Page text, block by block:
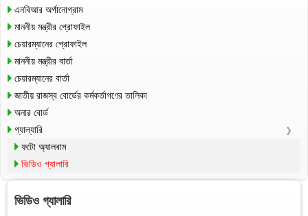
এনবিআর অর্গানোগ্রাম
মাননীয় মন্ত্রীর প্রোফাইল
চেয়ারম্যানের প্রোফাইল
মাননীয় মন্ত্রীর বার্তা
চেয়ারম্যানের বার্তা
জাতীয় রাজস্ব বোর্ডের কর্মকর্তাগণের তালিকা
অনার বোর্ড
গ্যাল্যারি
ফটো অ্যালবাম
ভিডিও গ্যালারি
ভিডিও গ্যালারি